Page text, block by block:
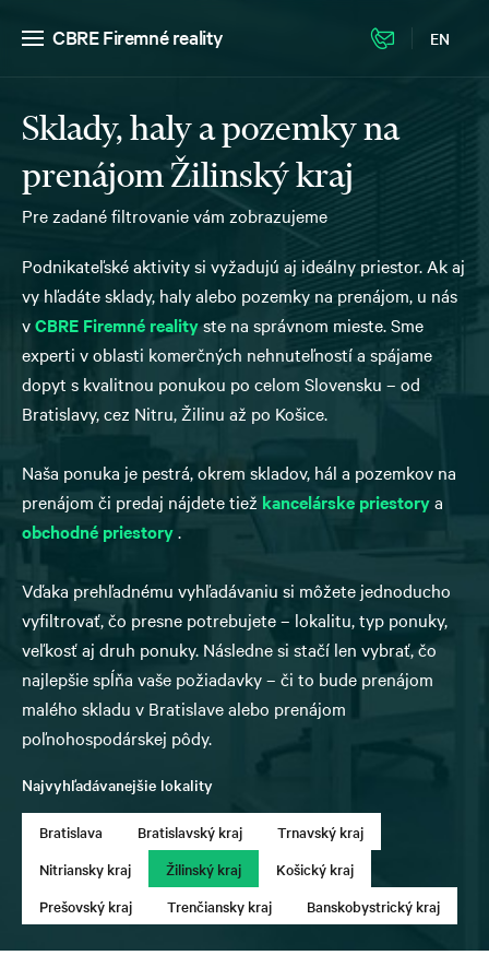
CBRE Firemné reality EN
Sklady, haly a pozemky na
prenájom Žilinský kraj
Pre zadané filtrovanie vám zobrazujeme
Podnikateľské aktivity si vyžadujú aj ideálny priestor. Ak aj
vy hľadáte sklady, haly alebo pozemky na prenájom, u nás
vCBRE Firemné realityste na správnom mieste. Sme
experti v oblasti komerčných nehnuteľností a spájame
dopyt s kvalitnou ponukou po celom Slovensku – od
Bratislavy, cez Nitru, Žilinu až po Košice.
Naša ponuka je pestrá, okrem skladov, hál a pozemkov na
prenájom či predaj nájdete tiež kancelárske priestorya
obchodné priestory.
Vďaka prehľadnému vyhľadávaniu si môžete jednoducho
vyfiltrovať, čo presne potrebujete – lokalitu, typ ponuky,
veľkosť aj druh ponuky. Následne si stačí len vybrať, čo
najlepšie spĺňa vaše požiadavky – či to bude prenájom
malého skladu v Bratislave alebo prenájom
poľnohospodárskej pôdy.
Najvyhľadávanejšie lokality
Bratislava Bratislavský kraj
Trnavský kraj
Nitriansky kraj
Žilinský kraj
Košický kraj
Prešovský kraj
Trenčiansky kraj Banskobystrický kraj